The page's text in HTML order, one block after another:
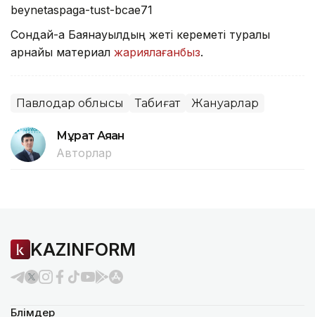
beynetaspaga-tust-bcae71
Сондай-ақ Баянауылдың жеті кереметі туралы
арнайы материал жариялағанбыз.
Павлодар облысы Табиғат Жануарлар
Мұрат Аяған
Авторлар
KAZINFORM
Бөлімдер